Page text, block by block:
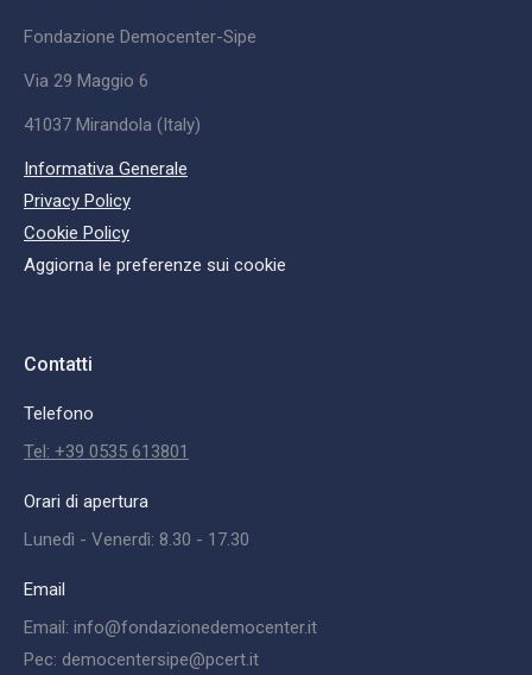
Fondazione Democenter-Sipe
Via 29 Maggio 6
41037 Mirandola (Italy)
Informativa Generale
Privacy Policy
Cookie Policy
Aggiorna le preferenze sui cookie
Contatti
Telefono
Tel: +39 0535 613801
Orari di apertura
Lunedì - Venerdì: 8.30 - 17.30
Email
Email: info@fondazionedemocenter.it
Pec: democentersipe@pcert.it